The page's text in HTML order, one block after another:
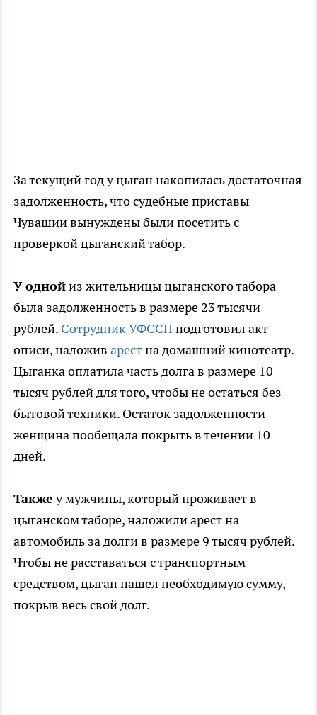
За текущий год у цыган накопилась достаточная
задолженность, что судебные приставы
Чувашии вынуждены были посетить с
проверкой цыганский табор.
У однойиз жительницы цыганского табора
была задолженность в размере 23 тысячи
рублей. Сотрудник УФССПподготовил акт
описи, наложив арестна домашний кинотеатр.
Цыганка оплатила часть долга в размере 10
тысяч рублей для того, чтобы не остаться без
бытовой техники. Остаток задолженности
женщина пообещала покрыть в течении 10
дней.
Такжеу мужчины, который проживает в
цыганском таборе, наложили арест на
автомобиль за долги в размере 9 тысяч рублей.
Чтобы не расставаться с транспортным
средством, цыган нашел необходимую сумму,
покрыв весь свой долг.